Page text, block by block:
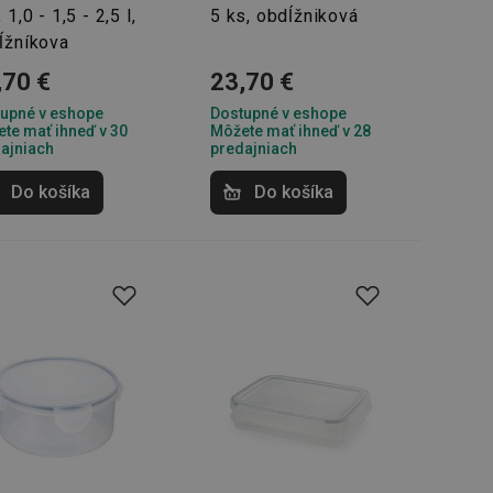
1,0 - 1,5 - 2,5 l,
€
v eshope
mať ihneď v 30
Do košíka
5 ks, obdĺžniková
23,70 €
Dostupné v eshope
Môžete mať ihneď v 28
predajniach
Do košíka
s
předpisy o
souhlasu
zařízení,
sledovala
a ke zlepšení
je přiřadí
a efektivnější